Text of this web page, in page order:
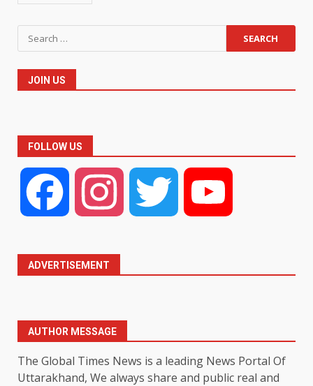
Search
for:
JOIN US
FOLLOW US
Facebook Instagram Twitter
ADVERTISEMENT
AUTHOR MESSAGE
The Global Times News is a leading News Portal Of
Uttarakhand, We always share and public real and